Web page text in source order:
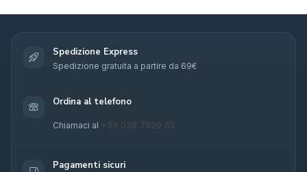
Spedizione Express
Spedizione gratuita a partire da 69€
Ordina al telefono
Chiamaci al +39 039 7929 65
Pagamenti sicuri